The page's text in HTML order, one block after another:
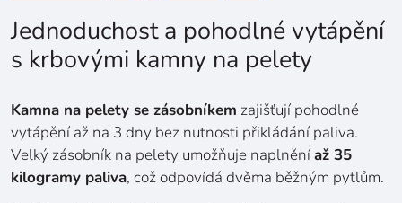
Jednoduchost a pohodlné vytápění
s krbovými kamny na pelety
Kamna na pelety se zásobníkem zajišťují pohodlné
vytápění až na 3 dny bez nutnosti přikládání paliva.
Velký zásobník na pelety umožňuje naplněníaž 35
kilogramy paliva, což odpovídá dvěma běžným pytlům.